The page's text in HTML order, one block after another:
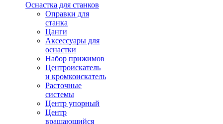
Оснастка для станков
Оправки для
станка
Цанги
Аксессуары для
оснастки
Набор прижимов
Центроискатель
и кромкоискатель
Расточные
системы
Центр упорный
Центр
вращающийся